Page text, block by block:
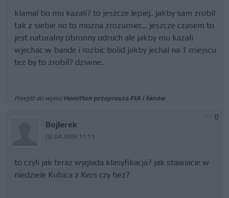
klamal bo mu kazali? to jeszcze lepiej.. jakby sam zrobil
tak z siebie no to mozna zrozumiec... jeszcze czasem to
jest naturalny obronny odruch ale jakby mu kazali
wjechac w bande i rozbic bolid jakby jechal na 1 miejscu
tez by to zrobil? dziwne..
Przejdź do wpisu Hamilton przeprasza FIA i fanów
Bojlerek
02.04.2009 11:11
0
to czyli jak teraz wyglada klasyfikacja? jak stawiacie w
niedziele Kubica z Kers czy bez?